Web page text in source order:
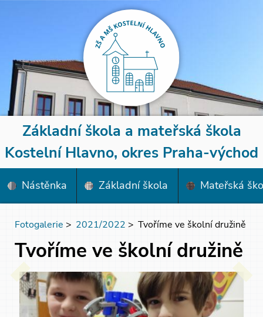
Základní škola a mateřská škola
Kostelní Hlavno, okres Praha-východ
Nástěnka Základní škola Mateřská
Fotogalerie > 2021/2022 > Tvoříme ve školní družině
Tvoříme ve školní družině